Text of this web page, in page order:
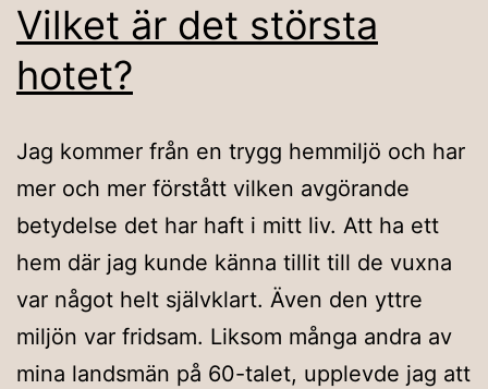
Vilket är det största
hotet?
Jag kommer från en trygg hemmiljö och har
mer och mer förstått vilken avgörande
betydelse det har haft i mitt liv. Att ha ett
hem där jag kunde känna tillit till de vuxna
var något helt självklart. Även den yttre
miljön var fridsam. Liksom många andra av
mina landsmän på 60-talet, upplevde jag att